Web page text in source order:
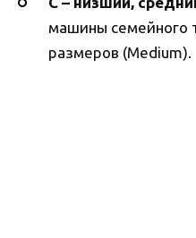
машины семейного
размеров (Medium).